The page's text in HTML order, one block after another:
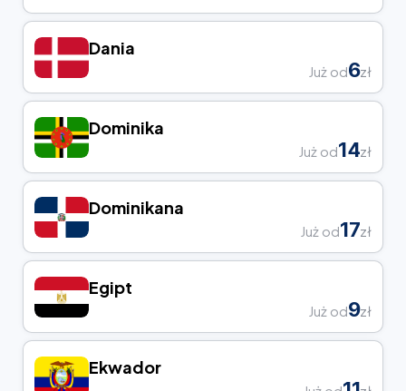
Dania
Już od6zł
Dominika
Już od14zł
Dominikana
Już od17zł
Egipt
Już od9zł
Ekwador